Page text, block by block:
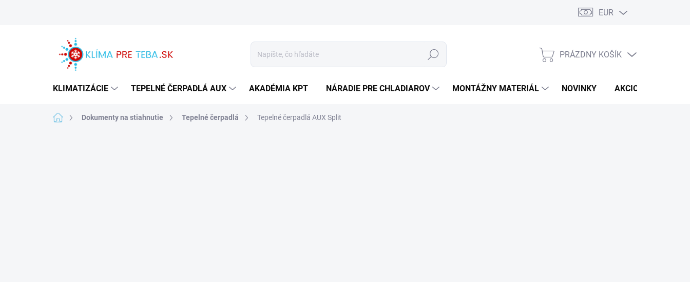
EUR
Hľadať
NÁKUPNÝ
PRÁZDNY KOŠÍK
KLIMATIZÁCIE TEPELNÉ ČERPADLÁ AUX AKADÉMIA KPT NÁRADIE PRE CHLADIAROV MONTÁŽNY MATERIÁL NOVINKY AKCIOVÁ PONUKA
DomovDokumenty na stiahnutie Tepelné čerpadlá Tepelné čerpadlá AUX Split